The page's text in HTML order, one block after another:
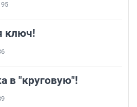
95
ключ!
в "круговую"!